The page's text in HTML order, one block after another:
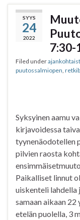
SYYS
24
2022
7:30-
Filed under
puutossalmiopen
Syksyinen aamu
kirjavoidessa
tyynenäodotellen
pilvien raosta
Paikalliset linnut
uiskenteli
samaan aikaan
etelän puolella, 3